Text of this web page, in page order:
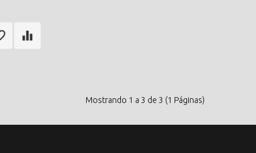
Mostrando 1 a 3 de 3 (1 Páginas)